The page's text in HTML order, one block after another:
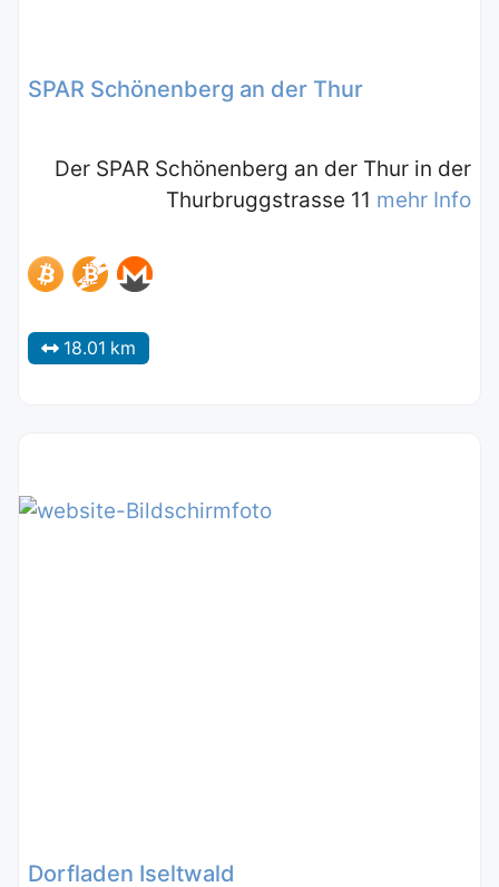
SPAR Schönenberg an der Thur
Der SPAR Schönenberg an der Thur in der
Thurbruggstrasse 11 mehr Info
18.01 km
Dorfladen Iseltwald